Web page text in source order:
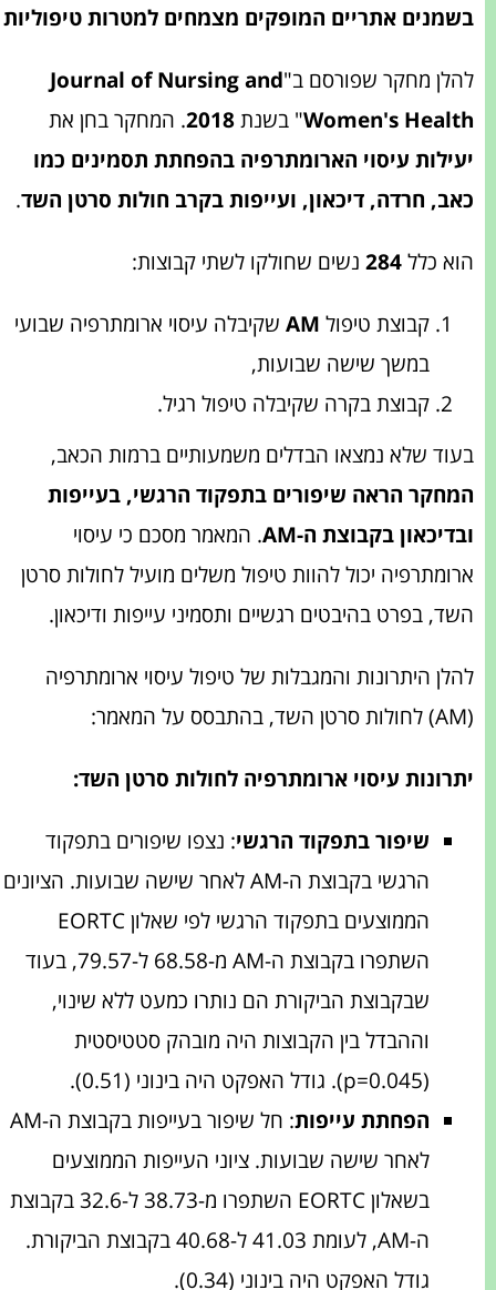
בשמנים אתריים המופקים מצמחים למטרות טיפוליות
להלן מחקר שפורסם ב"Journal of Nursing and
Women's Health" בשנת2018. המחקר בחן את
יעילות עיסוי הארומתרפיהבהפחתת תסמינים כמו
כאב, חרדה, דיכאון, ועייפות בקרב חולות סרטן השד.
הוא כלל284נשים שחולקו לשתי קבוצות:
קבוצת טיפולAMשקיבלה עיסוי ארומתרפיה שבועי
במשך שישה שבועות,
קבוצת בקרה שקיבלה טיפול רגיל.
בעוד שלא נמצאו הבדלים משמעותיים ברמות הכאב,
המחקר הראה שיפורים בתפקוד הרגשי, בעייפות
ובדיכאון בקבוצת ה-AM
. המאמר מסכם כי עיסוי
ארומתרפיה יכול להוות טיפול משלים מועיל לחולות סרטן
השד, בפרט בהיבטים רגשיים ותסמיני עייפות ודיכאון.
להלן היתרונות והמגבלות של טיפול עיסוי ארומתרפיה
יתרונות עיסוי ארומתרפיה לחולות סרטן השד:
שיפור בתפקוד הרגשי: נצפו שיפורים בתפקוד
הרגשי בקבוצת ה-AM לאחר שישה שבועות. הציונים
הממוצעים בתפקוד הרגשי לפי שאלון EORTC
השתפרו בקבוצת ה-AM מ-68.58 ל-79.57, בעוד
שבקבוצת הביקורת הם נותרו כמעט ללא שינוי,
וההבדל בין הקבוצות היה מובהק סטטיסטית
הפחתת עייפות
: חל שיפור בעייפות בקבוצת ה-AM
לאחר שישה שבועות. ציוני העייפות הממוצעים
בשאלון EORTC השתפרו מ-38.73 ל-32.6 בקבוצת
ה-AM, לעומת 41.03 ל-40.68 בקבוצת הביקורת.
גודל האפקט היה בינוני (0.34).